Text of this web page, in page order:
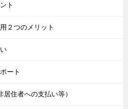
ト
２つのメリット
ート
住者への支払い等）